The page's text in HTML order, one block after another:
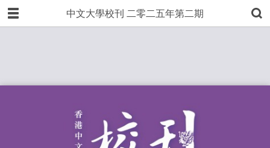
中文大學校刊 二零二五年第二期